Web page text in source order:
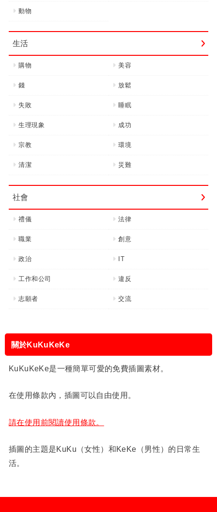
動物
生活
購物 美容
錢 放鬆
失敗 睡眠
生理現象 成功
宗教 環境
清潔 災難
社會
禮儀 法律
職業 創意
政治 IT
工作和公司 違反
志願者 交流
關於KuKuKeKe
KuKuKeKe是一種簡單可愛的免費插圖素材。
在使用條款內，插圖可以自由使用。
請在使用前閱讀使用條款。
插圖的主題是KuKu（女性）和KeKe（男性）的日常生
活。